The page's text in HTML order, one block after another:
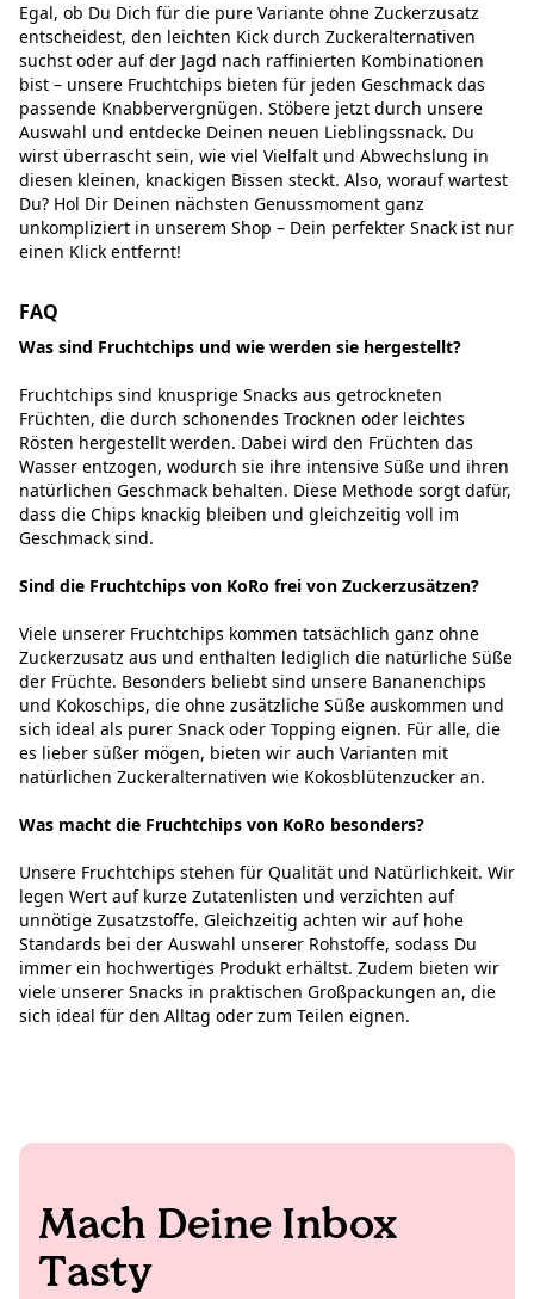
Egal, ob Du Dich für die pure Variante ohne Zuckerzusatz
entscheidest, den leichten Kick durch Zuckeralternativen
suchst oder auf der Jagd nach raffinierten Kombinationen
bist – unsere Fruchtchips bieten für jeden Geschmack das
passende Knabbervergnügen. Stöbere jetzt durch unsere
Auswahl und entdecke Deinen neuen Lieblingssnack. Du
wirst überrascht sein, wie viel Vielfalt und Abwechslung in
diesen kleinen, knackigen Bissen steckt. Also, worauf wartest
Du? Hol Dir Deinen nächsten Genussmoment ganz
unkompliziert in unserem Shop – Dein perfekter Snack ist nur
einen Klick entfernt!
FAQ
Was sind Fruchtchips und wie werden sie hergestellt?
Fruchtchips sind knusprige Snacks aus getrockneten
Früchten, die durch schonendes Trocknen oder leichtes
Rösten hergestellt werden. Dabei wird den Früchten das
Wasser entzogen, wodurch sie ihre intensive Süße und ihren
natürlichen Geschmack behalten. Diese Methode sorgt dafür,
dass die Chips knackig bleiben und gleichzeitig voll im
Geschmack sind.
Sind die Fruchtchips von KoRo frei von Zuckerzusätzen?
Viele unserer Fruchtchips kommen tatsächlich ganz ohne
Zuckerzusatz aus und enthalten lediglich die natürliche Süße
der Früchte. Besonders beliebt sind unsere Bananenchips
und Kokoschips, die ohne zusätzliche Süße auskommen und
sich ideal als purer Snack oder Topping eignen. Für alle, die
es lieber süßer mögen, bieten wir auch Varianten mit
natürlichen Zuckeralternativen wie Kokosblütenzucker an.
Was macht die Fruchtchips von KoRo besonders?
Unsere Fruchtchips stehen für Qualität und Natürlichkeit. Wir
legen Wert auf kurze Zutatenlisten und verzichten auf
unnötige Zusatzstoffe. Gleichzeitig achten wir auf hohe
Standards bei der Auswahl unserer Rohstoffe, sodass Du
immer ein hochwertiges Produkt erhältst. Zudem bieten wir
viele unserer Snacks in praktischen Großpackungen an, die
sich ideal für den Alltag oder zum Teilen eignen.
Mach Deine Inbox
Tasty